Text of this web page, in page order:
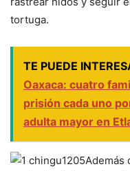
tortuga.
TE PUEDE
Oaxaca: cuatro
prisión cada uno
adulta mayor en
Además